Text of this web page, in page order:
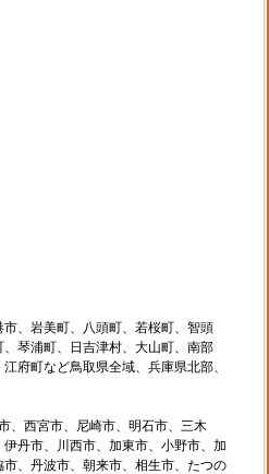
、岩美町、八頭町、若桜町、智頭
琴浦町、日吉津村、大山町、南部
府町など鳥取県全域、兵庫県北部、
、西宮市、尼崎市、明石市、三木
丹市、川西市、加東市、小野市、加
、丹波市、朝来市、相生市、たつの